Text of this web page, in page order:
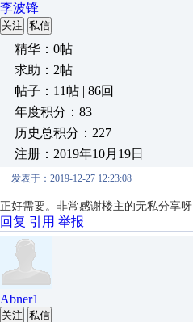
李波锋
关注 私信
精华：0帖
求助：2帖
帖子：11帖 | 86回
年度积分：83
历史总积分：227
注册：2019年10月19日
发表于：2019-12-27 12:23:08
正好需要。非常感谢楼主的无私分享呀
回复 引用 举报
Abner1
关注 私信